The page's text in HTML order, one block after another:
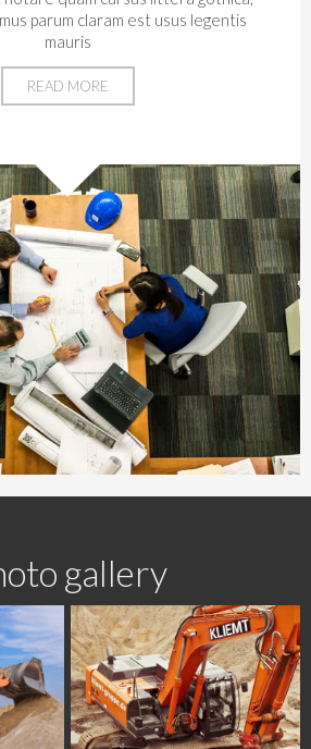
parum claram est usus legentis
mauris
READ MORE
gallery